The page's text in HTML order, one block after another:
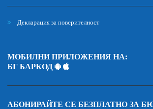
Декларация за поверителност
МОБИЛНИ ПРИЛОЖЕНИЯ НА:
БГ БАРКОД
АБОНИРАЙТЕ СЕ БЕЗПЛАТНО ЗА